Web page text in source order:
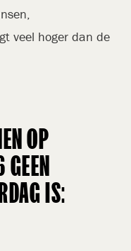
veel hoger dan de
OP
IS: